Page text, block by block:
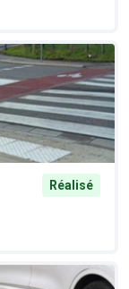
Réalisé